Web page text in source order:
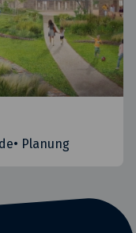
• Planung